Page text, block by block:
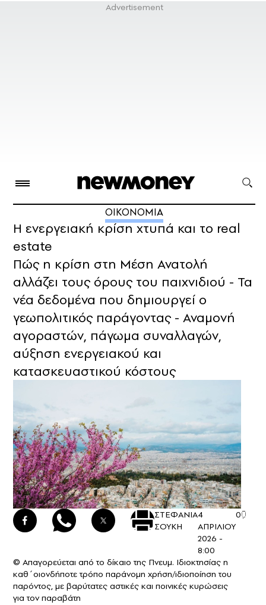
ΟΙΚΟΝΟΜΙΑ
Η ενεργειακή κρίση χτυπά και το real
estate
Πώς η κρίση στη Μέση Ανατολή
αλλάζει τους όρους του παιχνιδιού - Τα
νέα δεδομένα που δημιουργεί ο
γεωπολιτικός παράγοντας - Αναμονή
αγοραστών, πάγωμα συναλλαγών,
αύξηση ενεργειακού και
κατασκευαστικού κόστους
ΣΤΕΦΑΝΙΑ
ΣΟΥΚΗ
4
ΑΠΡΙΛΙΟΥ
2026 -
8:00
0
© Απαγορεύεται από το δίκαιο της Πνευμ. Ιδιοκτησίας η
καθ΄οιονδήποτε τρόπο παράνομη χρήση/ιδιοποίηση του
παρόντος, με βαρύτατες αστικές και ποινικές κυρώσεις
για τον παραβάτη